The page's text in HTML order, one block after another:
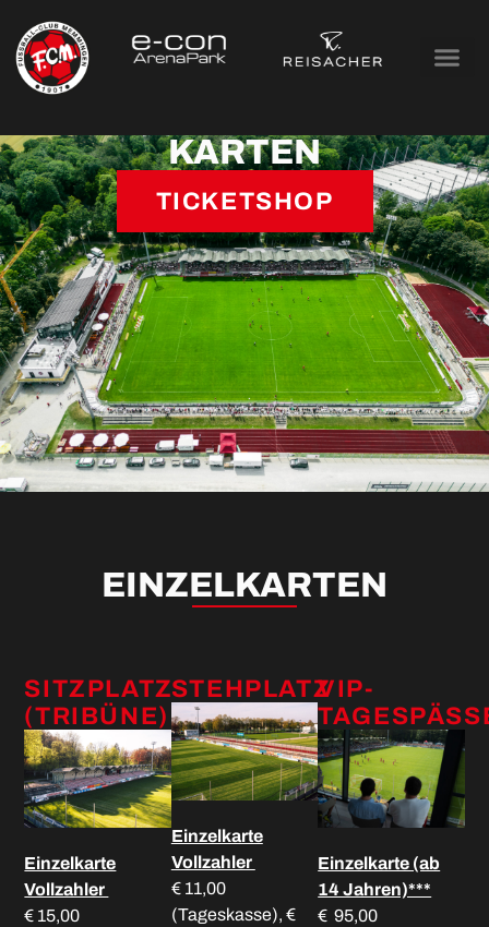
TICKETSHOP
KARTEN
EINZELKARTEN
SITZPLATZ
(TRIBÜNE)
Einzelkarte
Vollzahler
€ 15,00
STEHPLATZ
Einzelkarte
Vollzahler
€ 11,00
(Tageskasse), €
VIP-
Einzelkarte (ab
14 Jahren)***
€ 95,00